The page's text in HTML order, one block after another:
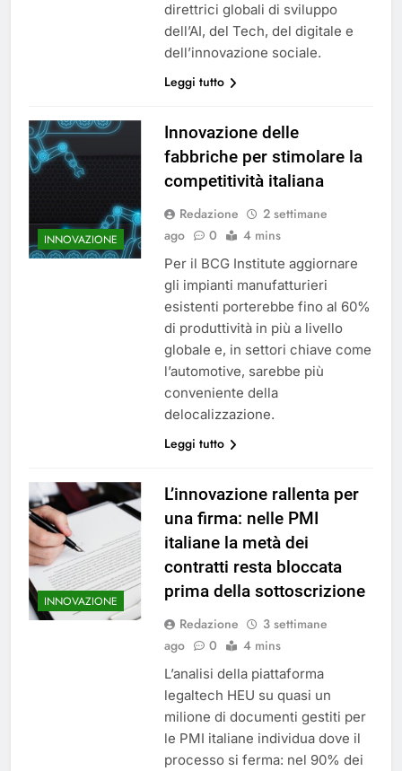
direttrici globali di sviluppo
dell’AI, del Tech, del digitale e
dell’innovazione sociale.
Leggi tutto
INNOVAZIONE
Innovazione delle
fabbriche per stimolare la
competitività italiana
Redazione
2 settimane
ago
0 4 mins
Per il BCG Institute aggiornare
gli impianti manufatturieri
esistenti porterebbe fino al 60%
di produttività in più a livello
globale e, in settori chiave come
l’automotive, sarebbe più
conveniente della
delocalizzazione.
Leggi tutto
INNOVAZIONE
L’innovazione rallenta per
una firma: nelle PMI
italiane la metà dei
contratti resta bloccata
prima della sottoscrizione
Redazione
3 settimane
ago
0 4 mins
L’analisi della piattaforma
legaltech HEU su quasi un
milione di documenti gestiti per
le PMI italiane individua dove il
processo si ferma: nel 90% dei